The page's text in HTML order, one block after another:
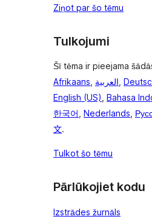
Ziņot par šo tēmu
Tulkojumi
Šī tēma ir pieejama
Afrikaans, العربية,
English (US), Bahasa
한국어, Nederlands,
文.
Tulkot šo tēmu
Pārlūkojiet kodu
Izstrādes žurnāls